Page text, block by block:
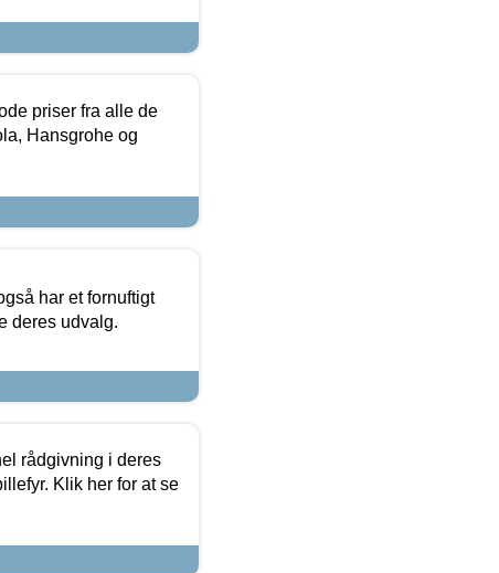
priser fra alle de
Hansgrohe og
har et fornuftigt
deres udvalg.
rådgivning i deres
Klik her for at se